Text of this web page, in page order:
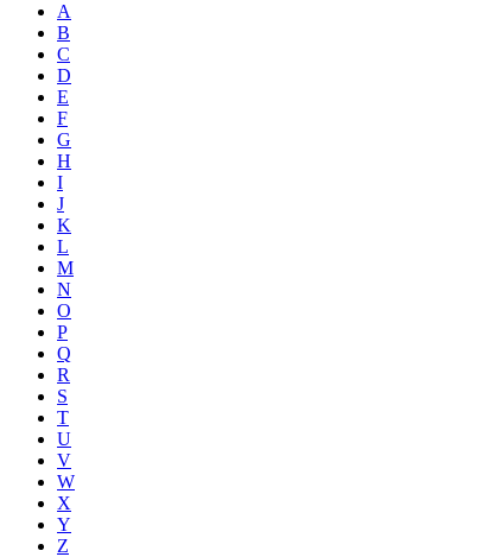
A
B
C
D
E
F
G
H
I
J
K
L
M
N
O
P
Q
R
S
T
U
V
W
X
Y
Z